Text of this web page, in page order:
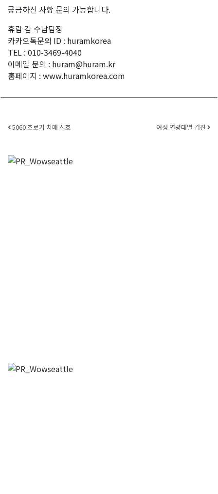
궁금하신 사항 문의 가능합니다.
휴람 김 수남팀장
카카오톡문의 ID : huramkorea
TEL : 010-3469-4040
이메일 문의 : huram@huram.kr
홈페이지 : www.huramkorea.com
Post navigation
5060 초로기 치매 신호 여성 연령대별 검진